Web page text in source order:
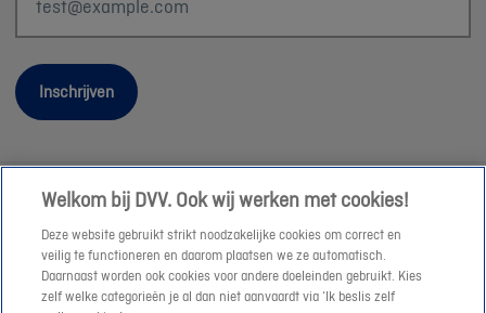
Inschrijven
Wettelijke informatie
Duurzaamheid
Sitemap
Onze consulenten
Welkom bij DVV. Ook wij werken met cookies!
Deze website gebruikt strikt noodzakelijke cookies om correct en
veilig te functioneren en daarom plaatsen we ze automatisch.
Daarnaast worden ook cookies voor andere doeleinden gebruikt. Kies
zelf welke categorieën je al dan niet aanvaardt via ‘Ik beslis zelf